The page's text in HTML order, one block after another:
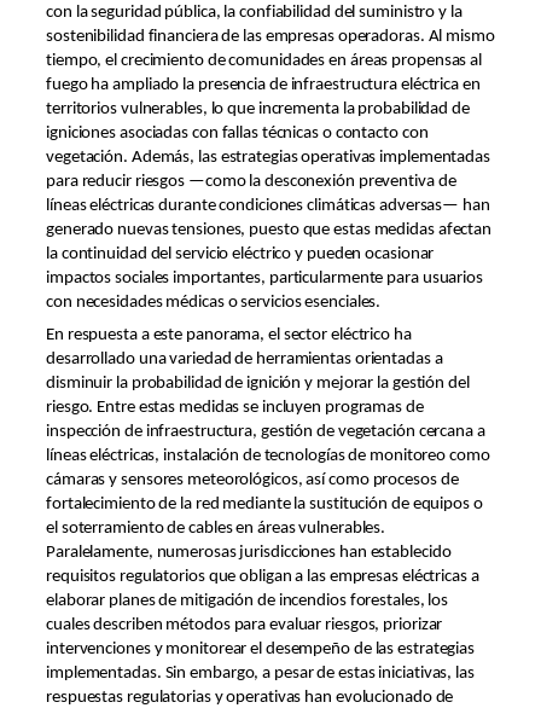
con la seguridad pública, la confiabilidad del suministro y la
sostenibilidad financiera de las empresas operadoras. Al mismo
tiempo, el crecimiento de comunidades en áreas propensas al
fuego ha ampliado la presencia de infraestructura eléctrica en
territorios vulnerables, lo que incrementa la probabilidad de
igniciones asociadas con fallas técnicas o contacto con
vegetación. Además, las estrategias operativas implementadas
para reducir riesgos —como la desconexión preventiva de
líneas eléctricas durante condiciones climáticas adversas— han
generado nuevas tensiones, puesto que estas medidas afectan
la continuidad del servicio eléctrico y pueden ocasionar
impactos sociales importantes, particularmente para usuarios
con necesidades médicas o servicios esenciales.
En respuesta a este panorama, el sector eléctrico ha
desarrollado una variedad de herramientas orientadas a
disminuir la probabilidad de ignición y mejorar la gestión del
riesgo. Entre estas medidas se incluyen programas de
inspección de infraestructura, gestión de vegetación cercana a
líneas eléctricas, instalación de tecnologías de monitoreo como
cámaras y sensores meteorológicos, así como procesos de
fortalecimiento de la red mediante la sustitución de equipos o
el soterramiento de cables en áreas vulnerables.
Paralelamente, numerosas jurisdicciones han establecido
requisitos regulatorios que obligan a las empresas eléctricas a
elaborar planes de mitigación de incendios forestales, los
cuales describen métodos para evaluar riesgos, priorizar
intervenciones y monitorear el desempeño de las estrategias
implementadas. Sin embargo, a pesar de estas iniciativas, las
respuestas regulatorias y operativas han evolucionado de